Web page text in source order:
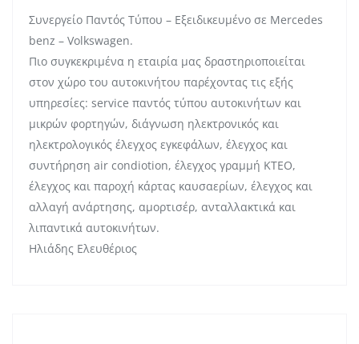
Συνεργείο Παντός Τύπου – Εξειδικευμένο σε Mercedes
benz – Volkswagen.
Πιο συγκεκριμένα η εταιρία μας δραστηριοποιείται
στον χώρο του αυτοκινήτου παρέχοντας τις εξής
υπηρεσίες: service παντός τύπου αυτοκινήτων και
μικρών φορτηγών, διάγνωση ηλεκτρονικός και
ηλεκτρολογικός έλεγχος εγκεφάλων, έλεγχος και
συντήρηση air condiotion, έλεγχος γραμμή ΚΤΕΟ,
έλεγχος και παροχή κάρτας καυσαερίων, έλεγχος και
αλλαγή ανάρτησης, αμορτισέρ, ανταλλακτικά και
λιπαντικά αυτοκινήτων.
Ηλιάδης Ελευθέριος